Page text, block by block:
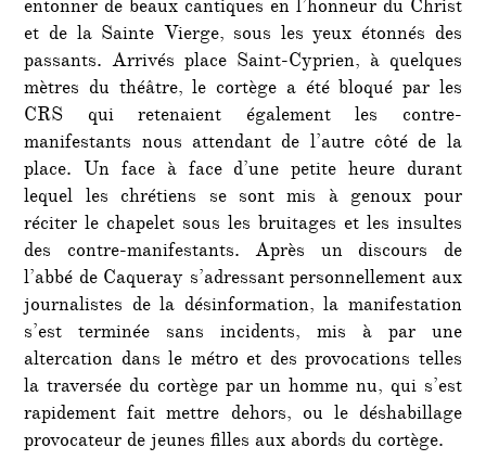
entonner de beaux cantiques en l’honneur du Christ
et de la Sainte Vierge, sous les yeux étonnés des
passants. Arrivés place Saint-Cyprien, à quelques
mètres du théâtre, le cortège a été bloqué par les
CRS qui retenaient également les contre-
manifestants nous attendant de l’autre côté de la
place. Un face à face d’une petite heure durant
lequel les chrétiens se sont mis à genoux pour
réciter le chapelet sous les bruitages et les insultes
des contre-manifestants. Après un discours de
l’abbé de Caqueray s’adressant personnellement aux
journalistes de la désinformation, la manifestation
s’est terminée sans incidents, mis à par une
altercation dans le métro et des provocations telles
la traversée du cortège par un homme nu, qui s’est
rapidement fait mettre dehors, ou le déshabillage
provocateur de jeunes filles aux abords du cortège.